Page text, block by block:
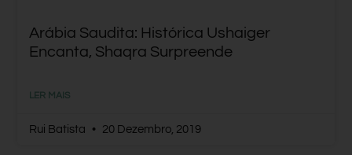
Arábia Saudita: Histórica Ushaiger
Encanta, Shaqra Surpreende
LER MAIS
Rui Batista 20 Dezembro, 2019